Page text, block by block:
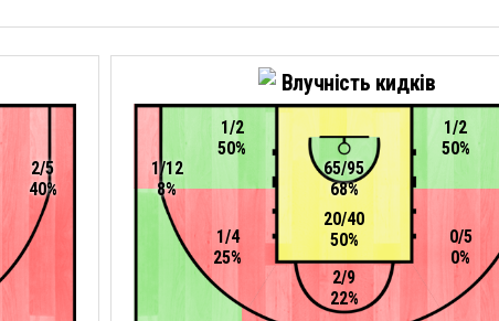
2/5
40%
Влучність кидків
2/9
22%
1/4
25%
1/2
50%
0/5
0%
1/2
50%
20/40
50%
65/95
68%
1/12
8%